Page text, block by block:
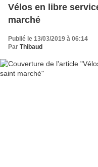
Vélos en libre
marché
Publié le 13/03/2019 à 06:14
Par Thibaud